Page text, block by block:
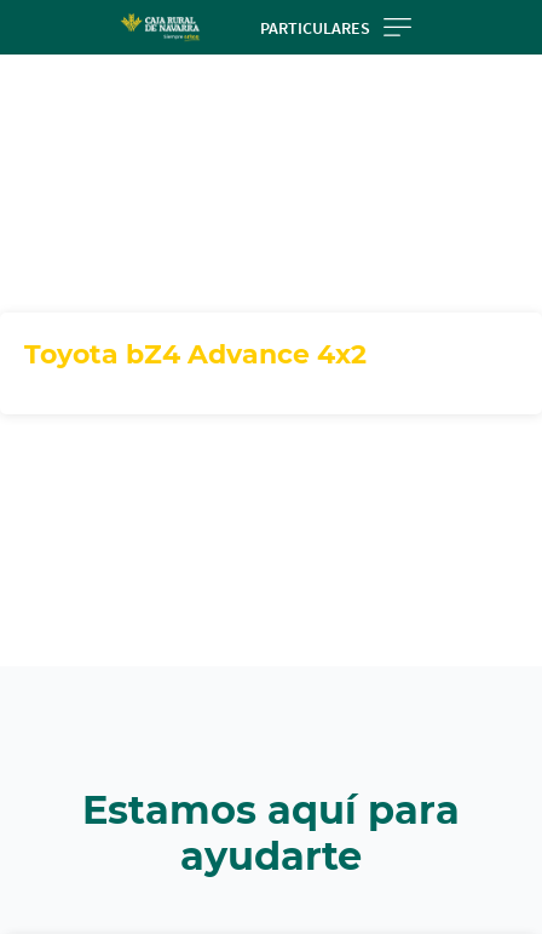
PARTICULARES
Toyota bZ4 Advance 4x2
Estamos aquí para
ayudarte